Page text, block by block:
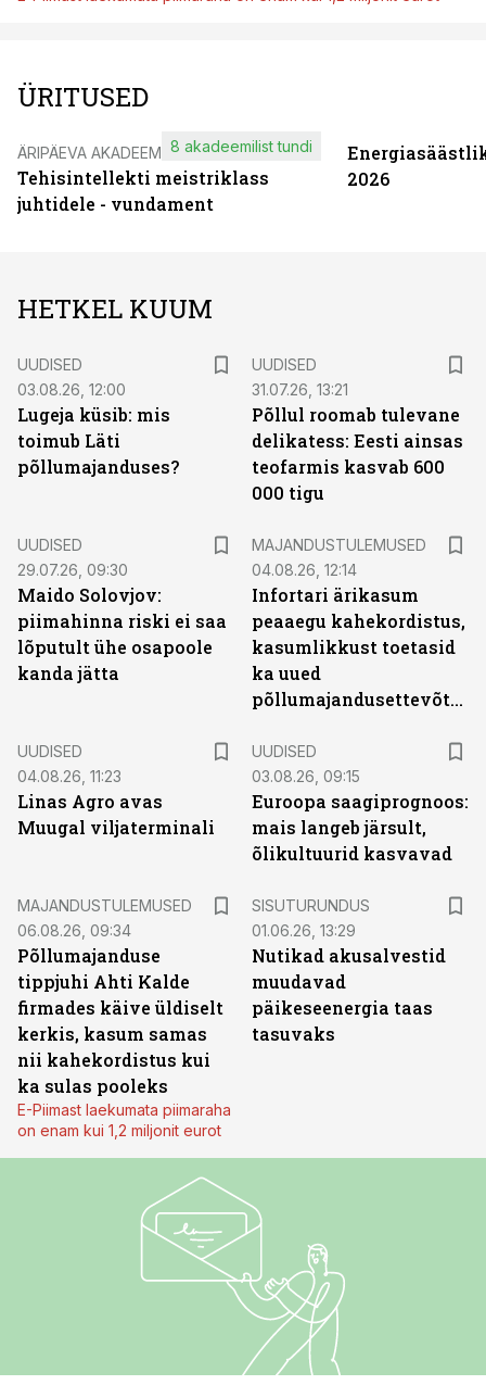
ÜRITUSED
ÄRIPÄEVA AKADEEMIA
Tehisintellekti meistriklass
juhtidele - vundament
8 akadeemilist tundi
2026
HETKEL KUUM
UUDISED
03.08.26, 12:00
Lugeja küsib: mis
toimub Läti
põllumajanduses?
UUDISED
31.07.26, 13:21
Põllul roomab tulevane
delikatess: Eesti ainsas
teofarmis kasvab 600
000 tigu
UUDISED
29.07.26, 09:30
Maido Solovjov:
piimahinna riski ei saa
lõputult ühe osapoole
kanda jätta
MAJANDUSTULEMUSED
04.08.26, 12:14
Infortari ärikasum
peaaegu kahekordistus,
kasumlikkust toetasid
ka uued
põllumajandusettevõtted
UUDISED
04.08.26, 11:23
Linas Agro avas
Muugal viljaterminali
UUDISED
03.08.26, 09:15
Euroopa saagiprognoos:
mais langeb järsult,
õlikultuurid kasvavad
MAJANDUSTULEMUSED
06.08.26, 09:34
Põllumajanduse
tippjuhi Ahti Kalde
firmades käive üldiselt
kerkis, kasum samas
nii kahekordistus kui
ka sulas pooleks
E-Piimast laekumata piimaraha
on enam kui 1,2 miljonit eurot
SISUTURUNDUS
01.06.26, 13:29
Nutikad akusalvestid
muudavad
päikeseenergia taas
tasuvaks